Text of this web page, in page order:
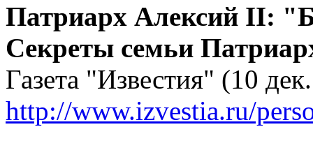
Патриарх Алексий II:
Секреты семьи
Газета "Известия" (10
http://www.izvestia.ru/